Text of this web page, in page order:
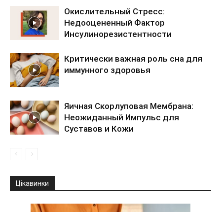
Окислительный Стресс:
Недооцененный Фактор
Инсулинорезистентности
Критически важная роль сна для
иммунного здоровья
Яичная Скорлуповая Мембрана:
Неожиданный Импульс для
Суставов и Кожи
Цікавинки